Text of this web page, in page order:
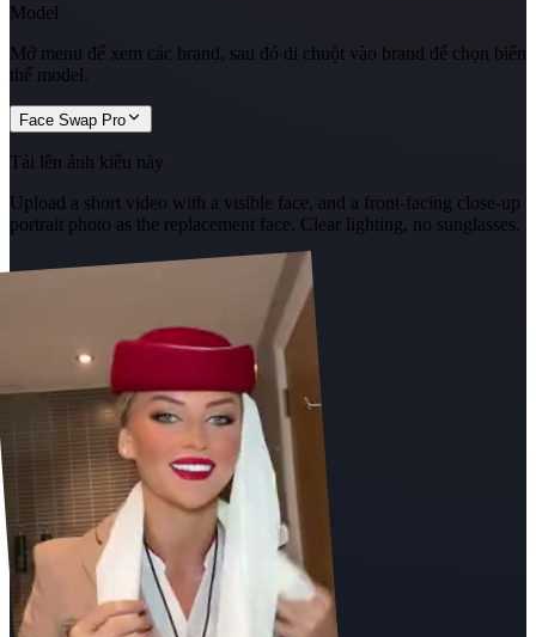
Model
Mở menu để xem các brand, sau đó di chuột vào brand để chọn biến
thể model.
Face Swap Pro
Tải lên ảnh kiểu này
Upload a short video with a visible face, and a front-facing close-up
portrait photo as the replacement face. Clear lighting, no sunglasses.